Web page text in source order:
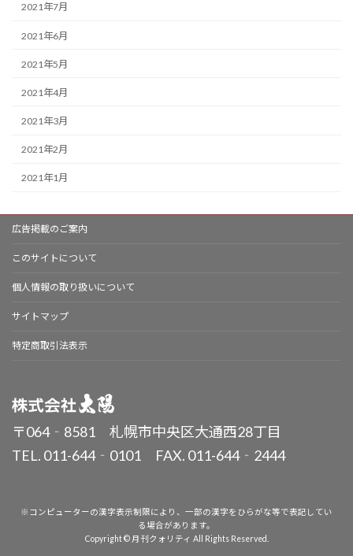
2021年7月
2021年6月
2021年5月
2021年4月
2021年3月
2021年2月
2021年1月
広告掲載のご案内
このサイトについて
個人情報の取り扱いについて
サイトマップ
特定商取引法表示
〒064‐8581 札幌市中央区大通西28丁目
TEL. 011-644‐0101 FAX. 011-644‐2444
※コンピューターの漢字表示制限により、一部の漢字をひらがな等で表記してい
る場合があります。
Copyright © 月刊クォリティ All Rights Reserved.